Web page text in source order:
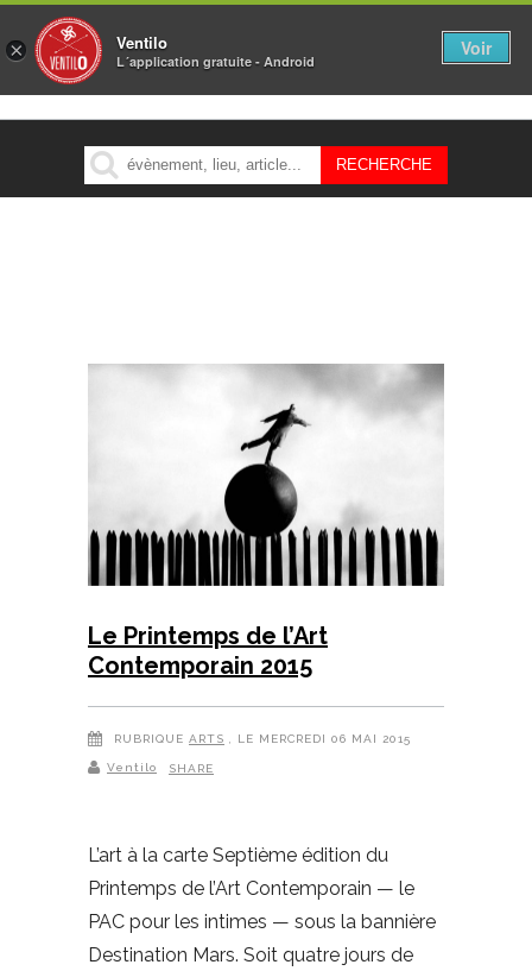
MENU
Le Printemps de l’Art
Contemporain 2015
RUBRIQUE ARTS , LE MERCREDI 06 MAI 2015
Ventilo SHARE
L’art à la carte Septième édition du
Printemps de l’Art Contemporain — le
PAC pour les intimes — sous la bannière
Destination Mars. Soit quatre jours de
× Ventilo
L´application gratuite - Android
Voir